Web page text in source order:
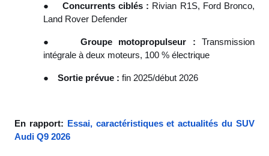
● Concurrents ciblés : Rivian R1S, Ford Bronco,
Land Rover Defender
● Groupe motopropulseur :Transmission
intégrale à deux moteurs, 100 % électrique
● Sortie prévue : fin 2025/début 2026
En rapport:
Essai, caractéristiques et actualités du SUV
Audi Q9 2026